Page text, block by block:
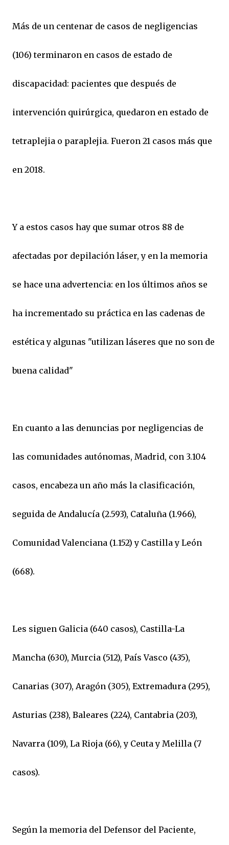
Más de un centenar de casos de negligencias
(106) terminaron en casos de estado de
discapacidad: pacientes que después de
intervención quirúrgica, quedaron en estado de
tetraplejia o paraplejia. Fueron 21 casos más que
en 2018.
Y a estos casos hay que sumar otros 88 de
afectadas por depilación láser, y en la memoria
se hace una advertencia: en los últimos años se
ha incrementado su práctica en las cadenas de
estética y algunas "utilizan láseres que no son de
buena calidad"
En cuanto a las denuncias por negligencias de
las comunidades autónomas, Madrid, con 3.104
casos, encabeza un año más la clasificación,
seguida de Andalucía (2.593), Cataluña (1.966),
Comunidad Valenciana (1.152) y Castilla y León
(668).
Les siguen Galicia (640 casos), Castilla-La
Mancha (630), Murcia (512), País Vasco (435),
Canarias (307), Aragón (305), Extremadura (295),
Asturias (238), Baleares (224), Cantabria (203),
Navarra (109), La Rioja (66), y Ceuta y Melilla (7
casos).
Según la memoria del Defensor del Paciente,